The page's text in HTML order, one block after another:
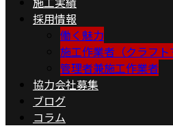
採用情報
働く魅力
施工作業者（クラフト
管理者兼施工作業者
協力会社募集
ブログ
コラム